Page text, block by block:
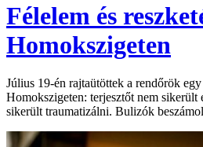
Félelem és
Homokszigeten
Július 19-én rajtaütöttek a rendőrök
Homokszigeten: terjesztőt nem
sikerült traumatizálni. Bulizók